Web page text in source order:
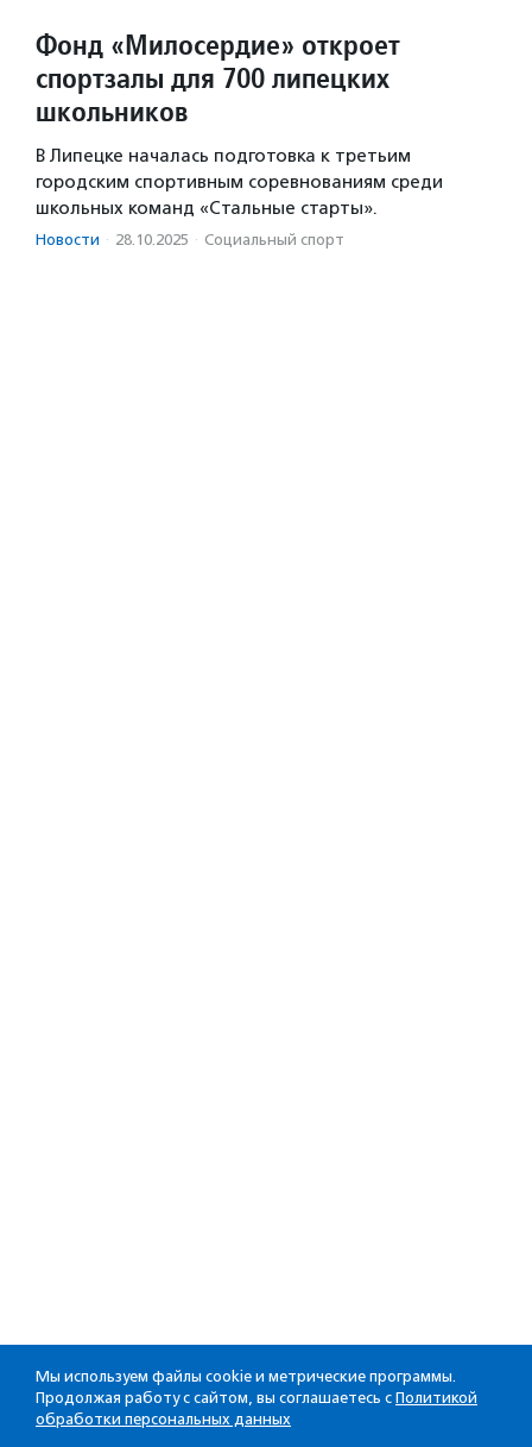
Фонд «Милосердие» откроет
спортзалы для 700 липецких
школьников
В Липецке началась подготовка к третьим
городским спортивным соревнованиям среди
школьных команд «Стальные старты».
Новости · 28.10.2025 · Социальный спорт
Мы используем файлы cookie и метрические программы.
Продолжая работу с сайтом, вы соглашаетесь с Политикой
обработки персональных данных